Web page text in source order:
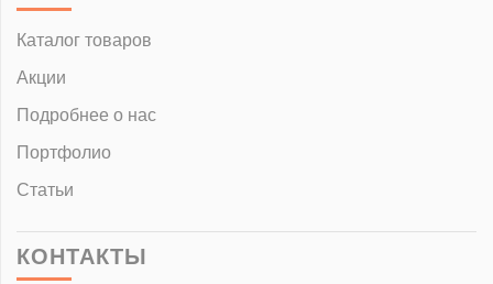
Каталог товаров
Акции
Подробнее о нас
Портфолио
Статьи
КОНТАКТЫ